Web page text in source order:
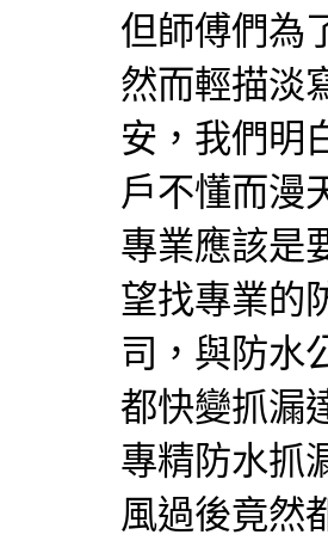
但師傅們為
然而輕描淡
安，我們明
戶不懂而漫
專業應該是
望找專業的
司，與 防水
都快變抓漏
專精 防水抓
風過後竟然